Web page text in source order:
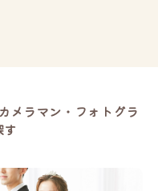
メラマン・フォトグラ